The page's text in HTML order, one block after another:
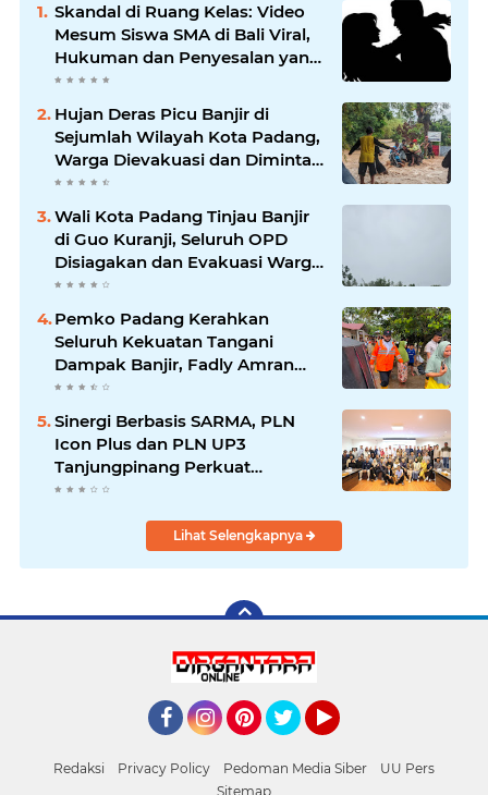
Skandal di Ruang Kelas: Video
Mesum Siswa SMA di Bali Viral,
Hukuman dan Penyesalan yang
Mengikuti
Hujan Deras Picu Banjir di
Sejumlah Wilayah Kota Padang,
Warga Dievakuasi dan Diminta
Waspada Banjir Susulan
Wali Kota Padang Tinjau Banjir
di Guo Kuranji, Seluruh OPD
Disiagakan dan Evakuasi Warga
Dipercepat
Pemko Padang Kerahkan
Seluruh Kekuatan Tangani
Dampak Banjir, Fadly Amran
Desak Percepatan Proyek
Pengendalian Bencana
Sinergi Berbasis SARMA, PLN
Icon Plus dan PLN UP3
Tanjungpinang Perkuat
Kolaborasi Strategis
Lihat Selengkapnya
Redaksi Privacy Policy Pedoman Media Siber
UU Pers
Sitemap